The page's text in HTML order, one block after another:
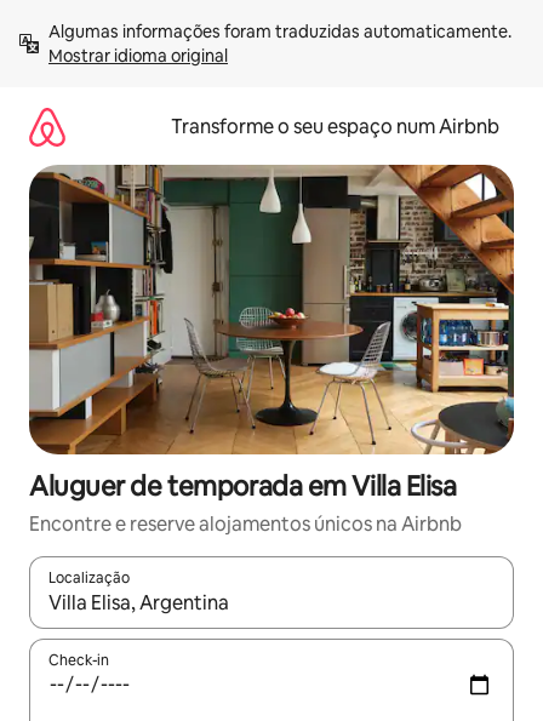
para
Mostrar idioma original
Transforme o seu espaço num Airbnb
Aluguer de temporada em Villa Elisa
Encontre e reserve alojamentos únicos na Airbnb
Localização
Quando os resultados estiverem disponíveis, navegue com
Check-in